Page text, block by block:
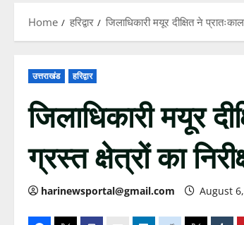
Home हरिद्वार जिलाधिकारी मयूर दीक्षित ने
उत्तराखंड हरिद्वार
जिलाधिकारी मयूर
ग्रस्त क्षेत्रों का
harinewsportal@gmail.com August